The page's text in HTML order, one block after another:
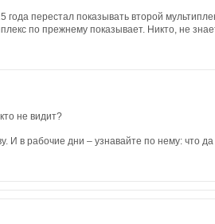
года перестал показывать второй
по прежнему показывает. Никто, не
не видит?
И в рабочие дни – узнавайте по нему: что